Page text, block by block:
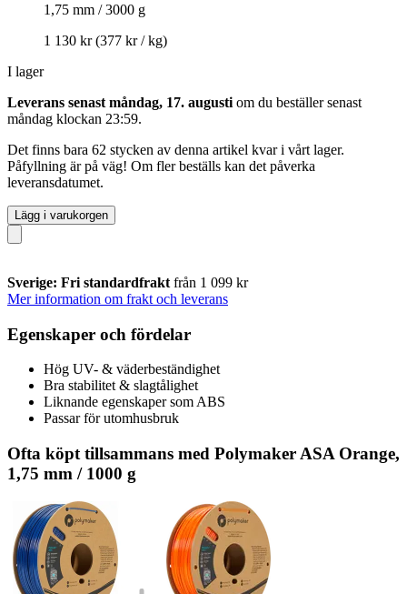
1,75 mm / 3000 g
1 130 kr(377 kr / kg)
I lager
Leverans senast måndag, 17. augusti om du beställer senast
måndag klockan 23:59.
Det finns bara 62 stycken av denna artikel kvar i vårt lager.
Påfyllning är på väg! Om fler beställs kan det påverka
leveransdatumet.
Lägg i varukorgen
Sverige: Fri standardfrakt från 1 099 kr
Mer information om frakt och leverans
Egenskaper och fördelar
Hög UV- & väderbeständighet
Bra stabilitet & slagtålighet
Liknande egenskaper som ABS
Passar för utomhusbruk
Ofta köpt tillsammans med Polymaker ASA Orange,
1,75 mm / 1000 g